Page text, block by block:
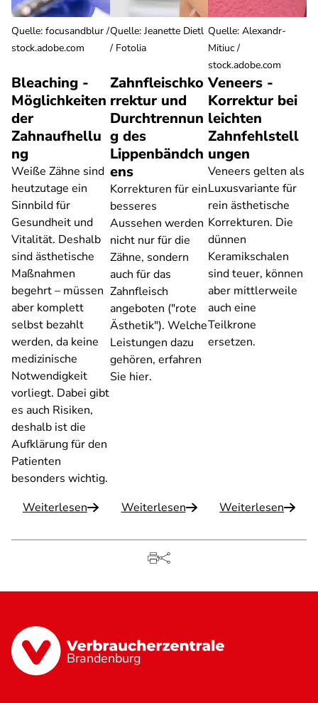
Bleaching -
Möglichkeiten
der
Zahnaufhellu
ng
Weiße Zähne sind
heutzutage ein
Sinnbild für
Gesundheit und
Vitalität. Deshalb
sind ästhetische
Maßnahmen
begehrt – müssen
aber komplett
selbst bezahlt
werden, da keine
medizinische
Notwendigkeit
vorliegt. Dabei gibt
es auch Risiken,
deshalb ist die
Aufklärung für den
Patienten
besonders wichtig.
Weiterlesen
Quelle: focusandblur /
stock.adobe.com
Zahnfleischko
rrektur und
Durchtrennun
g des
Lippenbändch
ens
Korrekturen für ein
besseres
Aussehen werden
nicht nur für die
Zähne, sondern
auch für das
Zahnfleisch
angeboten ("rote
Ästhetik"). Welche
Leistungen dazu
gehören, erfahren
Sie hier.
Weiterlesen
Quelle: Jeanette Dietl
/ Fotolia
Veneers -
Korrektur bei
leichten
Zahnfehlstell
ungen
Veneers gelten als
Luxusvariante für
rein ästhetische
Korrekturen. Die
dünnen
Keramikschalen
sind teuer, können
aber mittlerweile
auch eine
Teilkrone
ersetzen.
Weiterlesen
Quelle:Alexandr-
Mitiuc /
stock.adobe.com
Brandenburg